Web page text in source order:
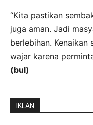
“Kita pastikan
juga aman. Jadi
berlebihan.
wajar karena
(bul)
IKLAN